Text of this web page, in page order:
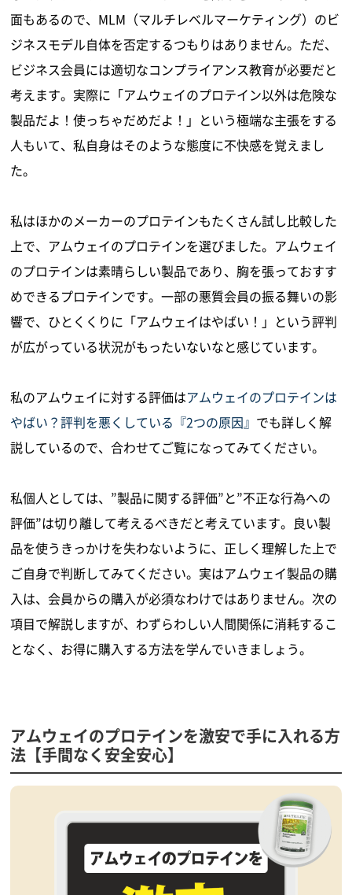
面もあるので、MLM（マルチレベルマーケティング）のビ
ジネスモデル自体を否定するつもりはありません。ただ、
ビジネス会員には適切なコンプライアンス教育が必要だと
考えます。実際に「アムウェイのプロテイン以外は危険な
製品だよ！使っちゃだめだよ！」という極端な主張をする
人もいて、私自身はそのような態度に不快感を覚えまし
た。
私はほかのメーカーのプロテインもたくさん試し比較した
上で、アムウェイのプロテインを選びました。アムウェイ
のプロテインは素晴らしい製品であり、胸を張っておすす
めできるプロテインです。一部の悪質会員の振る舞いの影
響で、ひとくくりに「アムウェイはやばい！」という評判
が広がっている状況がもったいないなと感じています。
私のアムウェイに対する評価はアムウェイのプロテインは
やばい？評判を悪くしている『2つの原因』 でも詳しく解
説しているので、合わせてご覧になってみてください。
私個人としては、”製品に関する評価”と”不正な行為への
評価”は切り離して考えるべきだと考えています。良い製
品を使うきっかけを失わないように、正しく理解した上で
ご自身で判断してみてください。実はアムウェイ製品の購
入は、会員からの購入が必須なわけではありません。次の
項目で解説しますが、わずらわしい人間関係に消耗するこ
となく、お得に購入する方法を学んでいきましょう。
アムウェイのプロテインを激安で手に入れる方
法【手間なく安全安心】